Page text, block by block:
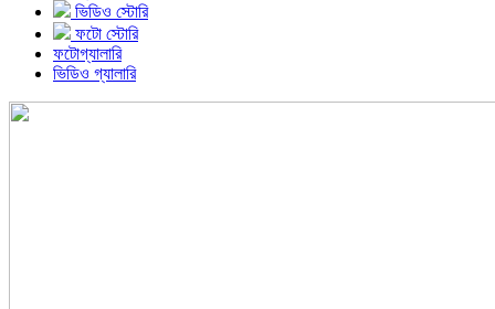
ভিডিও স্টোরি
ফটো স্টোরি
ফটোগ্যালারি
ভিডিও গ্যালারি